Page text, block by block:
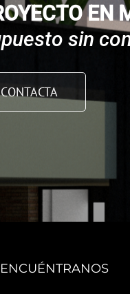
EN
sin
CONTACTA
ENCUÉNTRANOS